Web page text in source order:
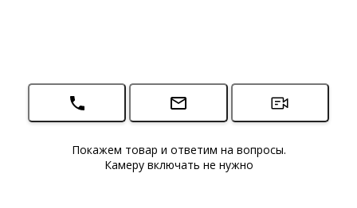
Покажем товар и ответим на вопросы.
Камеру включать не нужно